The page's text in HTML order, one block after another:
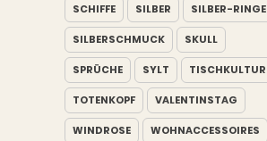
SCHIFFE SILBER SILBER-RINGE
SILBERSCHMUCK SKULL
SPRÜCHE SYLT TISCHKULTUR
TOTENKOPF VALENTINSTAG
WINDROSE WOHNACCESSOIRES